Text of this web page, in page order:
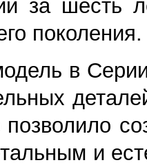
за шесть
поколения.
в
позволило
и